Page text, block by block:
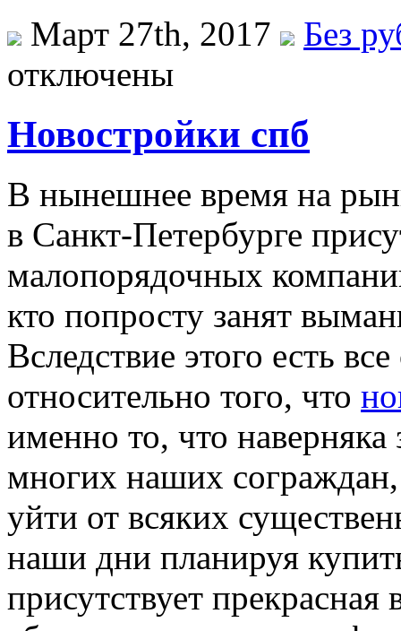
Март 27th, 2017
Без
отключены
Новостройки спб
В нынeшнee врeмя на
в Санкт-Петербурге
малопорядочных
кто попросту занят
Вследствие этого есть
относительно того, что
именно то, что наверняка
многих наших
уйти от всяких
наши дни планируя
присутствует